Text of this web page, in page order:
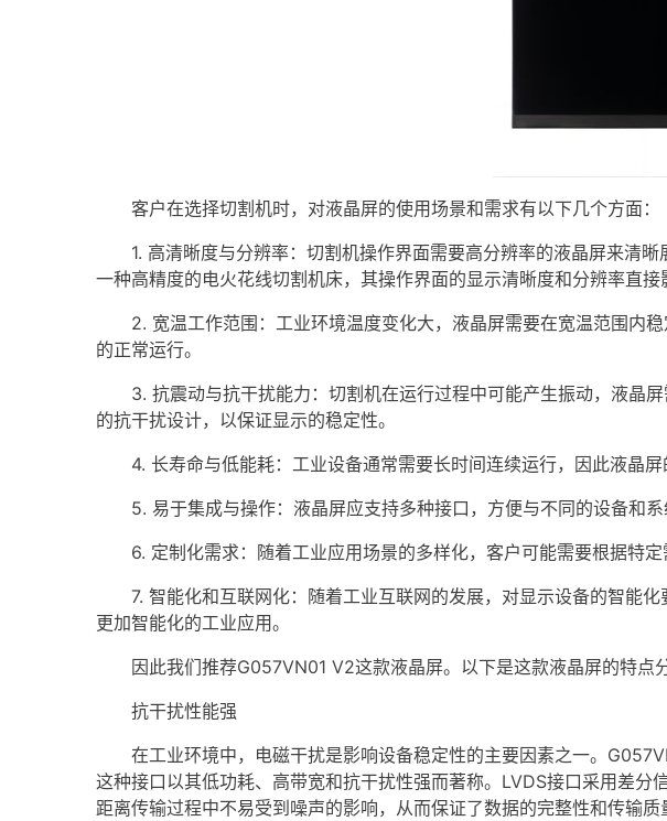
客户在选择切割机时，对液晶屏的使用场景和需求有以下几个方面：
1. 高清晰度与分辨率：切割机操作界面需要高分辨率的液晶屏来清晰
一种高精度的电火花线切割机床，其操作界面的显示清晰度和分辨率直接
2. 宽温工作范围：工业环境温度变化大，液晶屏需要在宽温范围内稳
的正常运行。
3. 抗震动与抗干扰能力：切割机在运行过程中可能产生振动，液晶屏
的抗干扰设计，以保证显示的稳定性。
4. 长寿命与低能耗：工业设备通常需要长时间连续运行，因此液晶屏
5. 易于集成与操作：液晶屏应支持多种接口，方便与不同的设备和系
6. 定制化需求：随着工业应用场景的多样化，客户可能需要根据特定
7. 智能化和互联网化：随着工业互联网的发展，对显示设备的智能化
更加智能化的工业应用。
因此我们推荐G057VN01 V2这款液晶屏。以下是这款液晶屏的特点分
抗干扰性能强
在工业环境中，电磁干扰是影响设备稳定性的主要因素之一。
这种接口以其低功耗、高带宽和抗干扰性强而著称。 LVDS接口采用差分
距离传输过程中不易受到噪声的影响，从而保证了数据的完整性和传输质